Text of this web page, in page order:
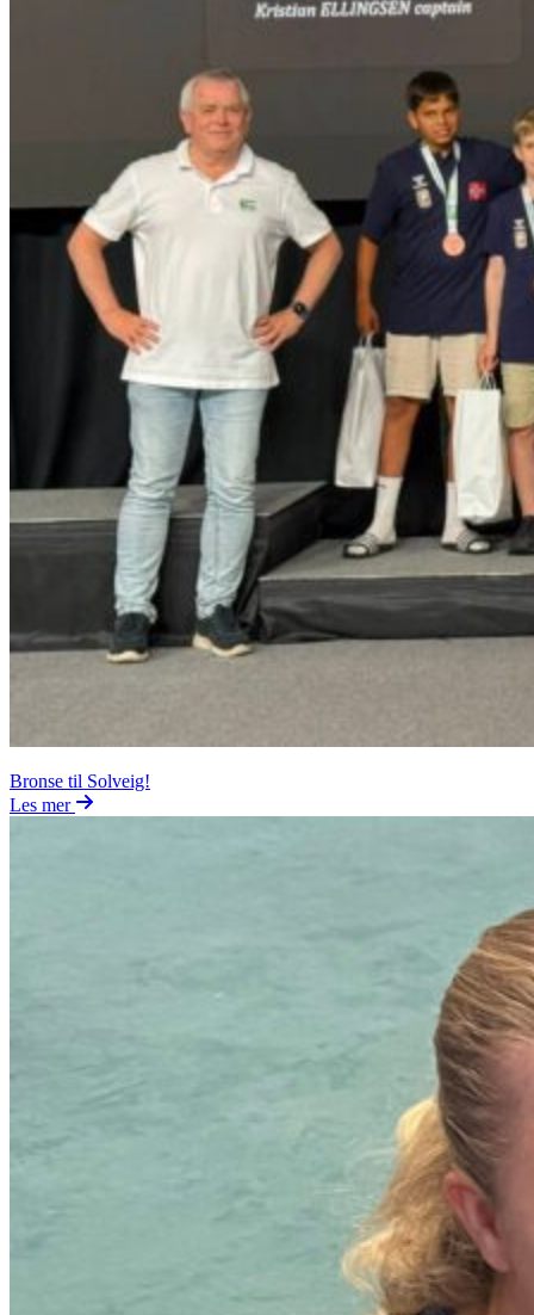
Bronse til Solveig!
Les mer